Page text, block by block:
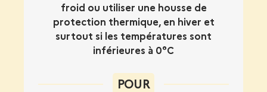
froid ou utiliser une housse de
protection thermique, en hiver et
surtout si les températures sont
inférieures à 0°C
POUR